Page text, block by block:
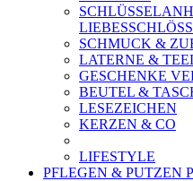
SCHMUCK &
LATERNE &
GESCHENKE
BEUTEL &
LESEZEICHEN
KERZEN & CO
LIFESTYLE
PFLEGEN & PUTZEN